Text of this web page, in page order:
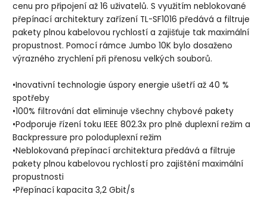
cenu pro připojení až 16 uživatelů. S využitím neblokované
přepínací architektury zařízení TL-SF1016 předává a filtruje
pakety plnou kabelovou rychlostí a zajišťuje tak maximální
propustnost. Pomocí rámce Jumbo 10K bylo dosaženo
výrazného zrychlení při přenosu velkých souborů.
•Inovativní technologie úspory energie ušetří až 40 %
spotřeby
•100% filtrování dat eliminuje všechny chybové pakety
•Podporuje řízení toku IEEE 802.3x pro plně duplexní režim a
Backpressure pro poloduplexní režim
•Neblokovaná přepínací architektura předává a filtruje
pakety plnou kabelovou rychlostí pro zajištění maximální
propustnosti
•Přepínací kapacita 3,2 Gbit/s